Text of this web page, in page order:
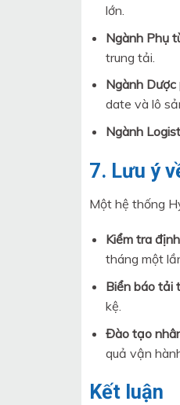
lớn.
Ngành Phụ
trung tải.
Ngành
date và lô
Ngành
7. Lưu ý
Một hệ thống
Kiểm tra
tháng một
Biển báo tải
kệ.
Đào tạo
quả vận
Kết luận